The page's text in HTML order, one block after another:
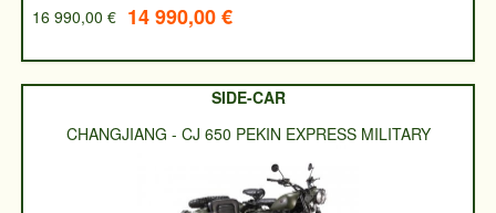
16 990,00 € 14 990,00 €
SIDE-CAR
CHANGJIANG - CJ 650 PEKIN EXPRESS MILITARY